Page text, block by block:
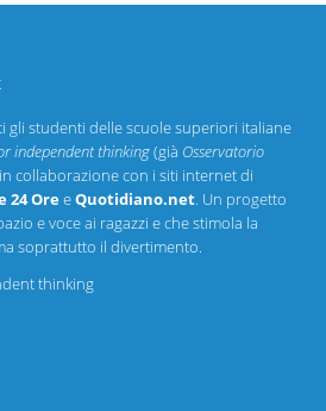
gli studenti delle scuole superiori italiane
independent thinking(già Osservatorio
collaborazione con i siti internet di
24 OreeQuotidiano.net. Un progetto
e voce ai ragazzi e che stimola la
soprattutto il divertimento.
thinking